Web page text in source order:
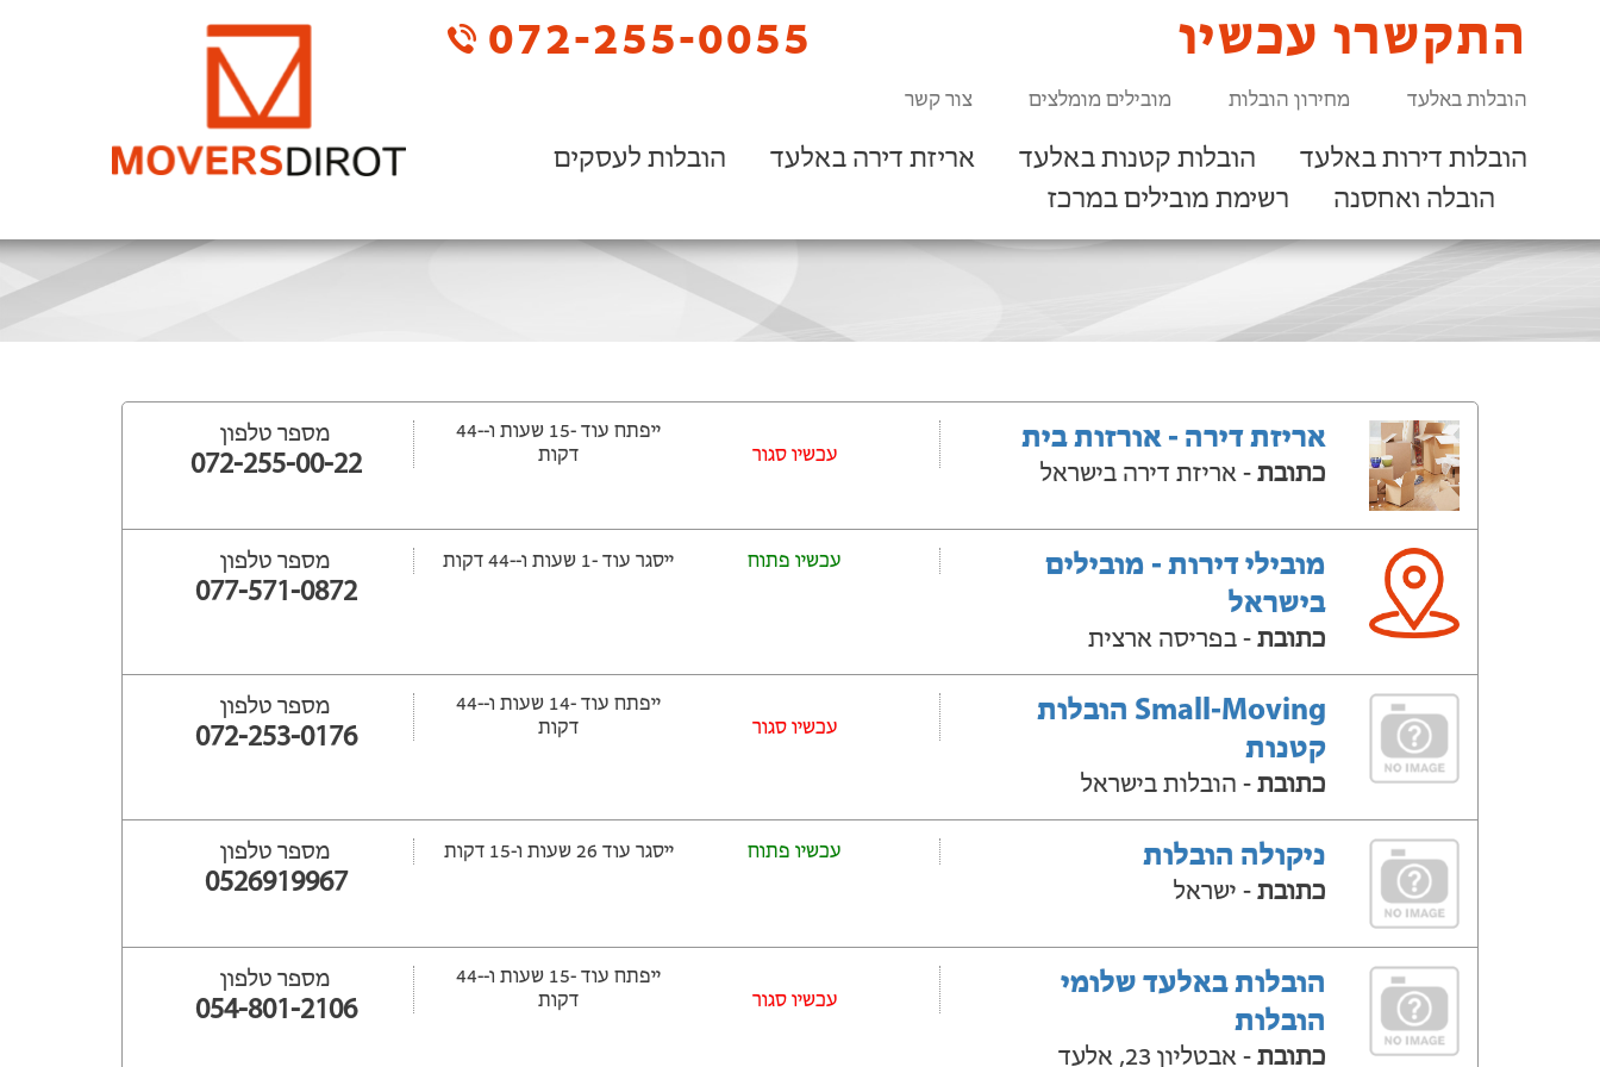
072-255-0055 התקשרו עכשיו
הובלות באלעד מחירון הובלות מובילים מומלצים צור קשר
הובלות דירות באלעד הובלות קטנות באלעד אריזת דירה באלעד
הובלות לעסקים
הובלה ואחסנה
רשימת מובילים במרכז
אריזת דירה - אורזות בית
כתובת - אריזת דירה בישראל
‫עכשיו סגור
ייפתח עוד -15 שעות ‫ו--44
דקות
מספר טלפון
072-255-00-22
מובילי דירות - מובילים
בישראל
כתובת - בפריסה ארצית
עכשיו פתוח ייסגר עוד -1 שעות ‫ו--44 דקות מספר טלפון
077-571-0872
Small-Moving הובלות
קטנות
כתובת - הובלות בישראל
‫עכשיו סגור
ייפתח עוד -14 שעות ‫ו--44
דקות
מספר טלפון
072-253-0176
ניקולה הובלות
כתובת - ישראל
עכשיו פתוח ייסגר עוד 26 שעות ‫ו-15 דקות מספר טלפון
0526919967
הובלות באלעד שלומי
הובלות
כתובת - אבטליון 23, אלעד
‫עכשיו סגור
ייפתח עוד -15 שעות ‫ו--44
דקות
מספר טלפון
054-801-2106